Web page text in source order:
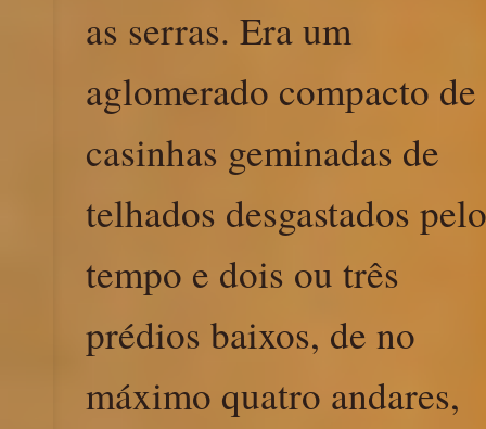
as serras. Era um
aglomerado compacto de
casinhas geminadas de
telhados desgastados pelo
tempo e dois ou três
prédios baixos, de no
máximo quatro andares,